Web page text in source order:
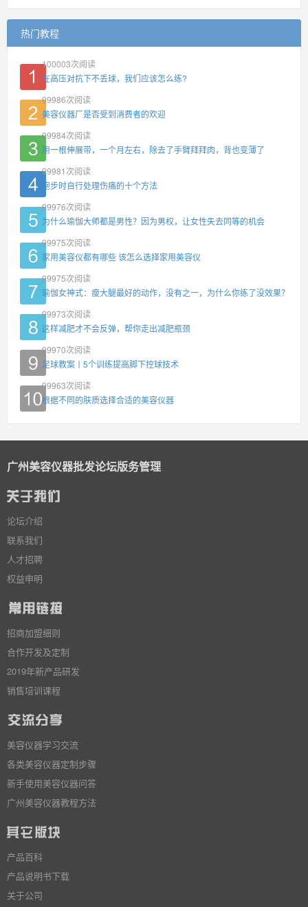
热门教程
100003次阅读
在高压对抗下不丢球，我们应该怎么练?
99986次阅读
美容仪器厂是否受到消费者的欢迎
99984次阅读
用一根伸展带，一个月左右，除去了手臂拜拜肉，背也变薄了
99981 次阅读
跑步时自行处理伤痛的十个方法
99976次阅读
为什么瑜伽大师都是男性？因为男权，让女性失去同等的机会
99975次阅读
家用美容仪都有哪些 该怎么选择家用美容仪
99975次阅读
瑜伽女神式：瘦大腿最好的动作，没有之一，为什么你练了没效果？
99973次阅读
这样减肥才不会反弹，帮你走出减肥瓶颈
99970次阅读
足球教案丨5个训练提高脚下控球技术
99963次阅读
根据不同的肤质选择合适的美容仪器
广州美容仪器批发论坛版务管理
论坛介绍
联系我们
人才招聘
权益申明
招商加盟细则
合作开发及定制
2019年新产品研发
销售培训课程
美容仪器学习交流
各类美容仪器定制步骤
新手使用美容仪器问答
广州美容仪器教程方法
产品百科
产品说明书下载
关于公司